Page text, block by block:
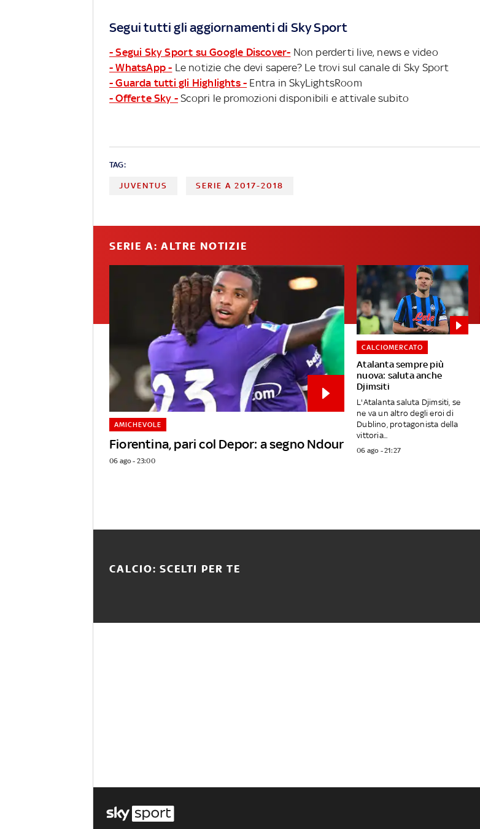
Segui tutti gli aggiornamenti di Sky Sport
- Segui Sky Sport su Google Discover- Non perderti live, news e video
- WhatsApp - Le notizie che devi sapere? Le trovi sul canale di Sky Sport
- Guarda tutti gli Highlights - Entra in SkyLightsRoom
- Offerte Sky - Scopri le promozioni disponibili e attivale subito
TAG:
JUVENTUS SERIE A 2017-2018
SERIE A: ALTRE NOTIZIE
Fiorentina, pari col Depor: a segno Ndour
AMICHEVOLE
06 ago - 23:00
Atalanta sempre più
nuova: saluta anche
Djimsiti
CALCIOMERCATO
L'Atalanta saluta Djimsiti, se
ne va un altro degli eroi di
Dublino, protagonista della
vittoria...
06 ago - 21:27
CALCIO: SCELTI PER TE